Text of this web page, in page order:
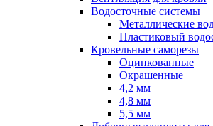
Водосточные системы
Металлические
Пластиковый
Кровельные саморезы
Оцинкованные
Окрашенные
4,2 мм
4,8 мм
5,5 мм